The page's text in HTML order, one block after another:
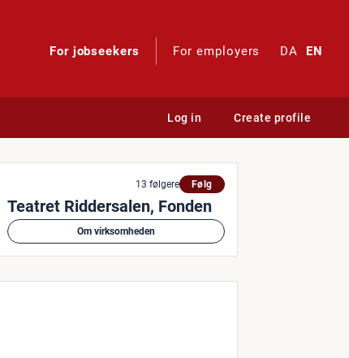
For jobseekers For employers DA EN
Log in Create profile
(barselsvikariat)
13 følgere Følg
Teatret Riddersalen, Fonden
Om virksomheden